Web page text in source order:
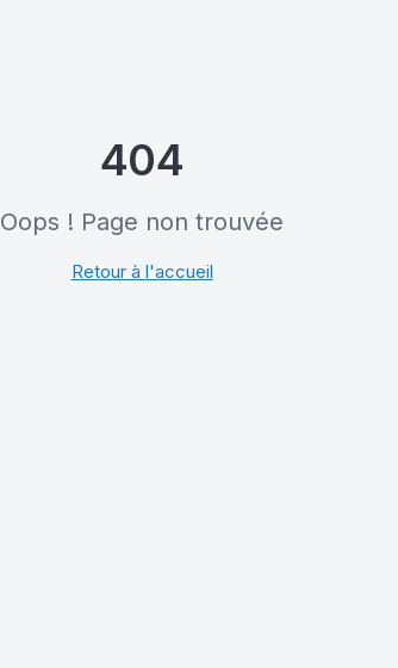
404
Oops ! Page non trouvée
Retour à l'accueil